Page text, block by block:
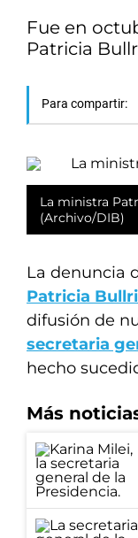
Fue en
Patricia
Para compartir:
La ministra
(Archivo/DIB)
La denuncia
Patricia
difusión de
secretaria
hecho
Más